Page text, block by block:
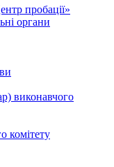
пробації»
органи
виконавчого
комітету